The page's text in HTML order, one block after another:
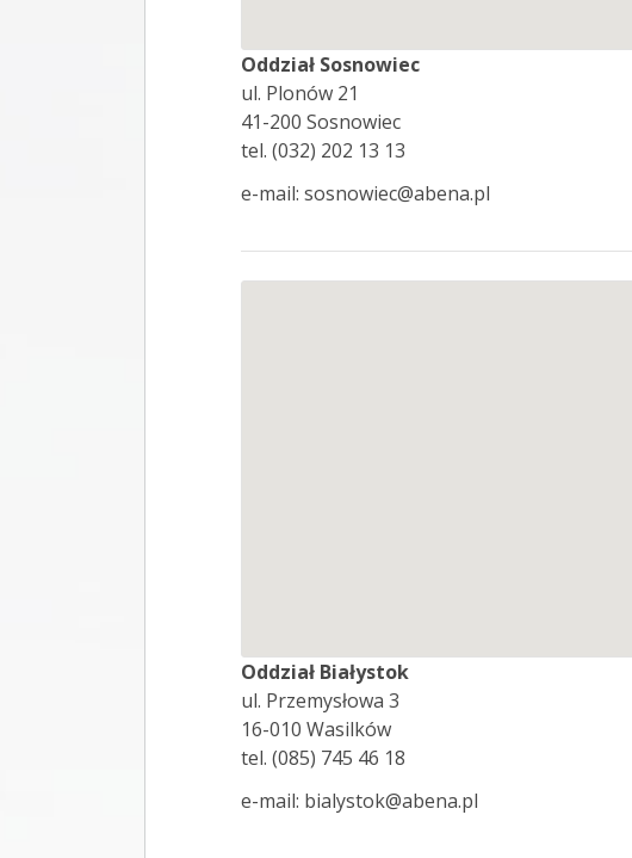
Oddział Sosnowiec
ul. Plonów 21
41-200 Sosnowiec
tel. (032) 202 13 13
e-mail: sosnowiec@abena.pl
Oddział Białystok
ul. Przemysłowa 3
16-010 Wasilków
tel. (085) 745 46 18
e-mail: bialystok@abena.pl